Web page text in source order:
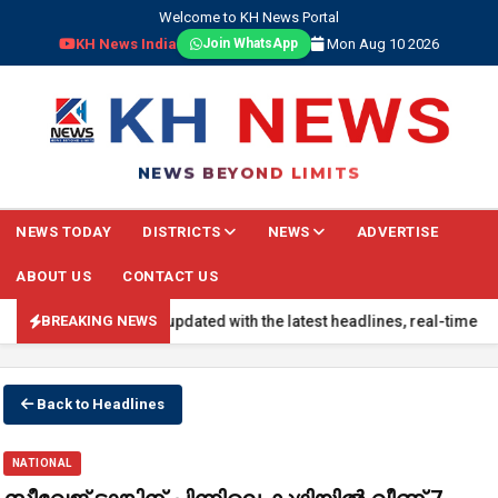
Welcome to KH News Portal
KH News India
Join WhatsApp Mon Aug 10 2026
NEWS BEYOND LIMITS
NEWS TODAY DISTRICTS NEWS ADVERTISE
ABOUT US CONTACT US
BREAKING NEWS
NEWS: Stay updated with the latest headlines, real-time
Back to Headlines
NATIONAL